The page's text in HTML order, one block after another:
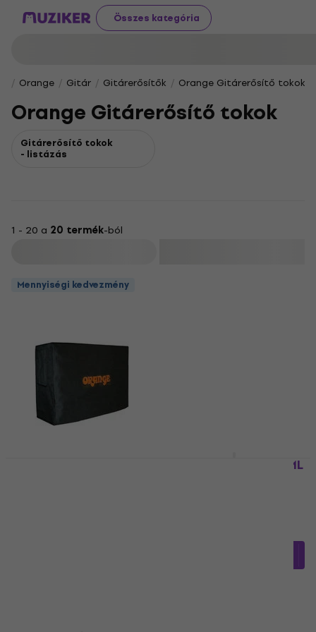
Összes kategória
Orange Gitár Gitárerősítők Orange Gitárerősítő tokok
Orange Gitárerősítő tokok
Gitárerősítő tokok
- listázás
1 - 20 a 20 termék-ból
Mennyiségi kedvezmény
Orange CVR HEAD SML